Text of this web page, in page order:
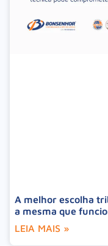
A melhor escolha
a mesma que
LEIA MAIS »